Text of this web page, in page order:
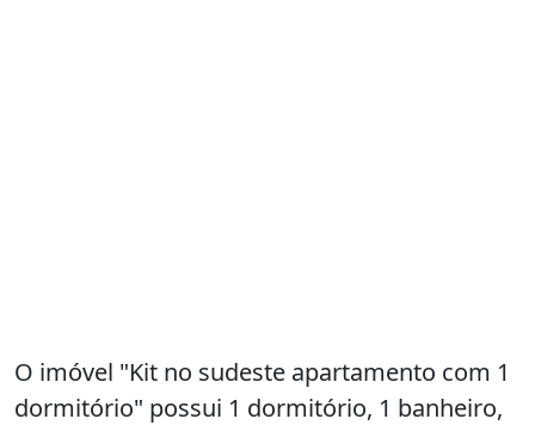
O imóvel "Kit no sudeste apartamento com 1
dormitório" possui 1 dormitório, 1 banheiro,